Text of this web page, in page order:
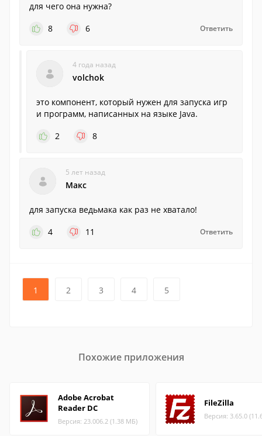
для чего она нужна?
8
6 Ответить
4 года назад
volchok
это компонент, который нужен для запуска игр
и программ, написанных на языке Java.
2
8
5 лет назад
Макс
для запуска ведьмака как раз не хватало!
4
11 Ответить
1 2 3 4 5
Похожие приложения
Adobe Acrobat
Reader DC
Версия: 23.006.2 (1.38 МБ)
FileZilla
Версия: 3.65.0